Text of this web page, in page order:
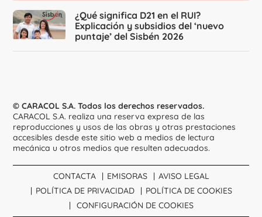
¿Qué significa D21 en el RUI?
Explicación y subsidios del ‘nuevo
puntaje’ del Sisbén 2026
© CARACOL S.A. Todos los derechos reservados.
CARACOL S.A. realiza una reserva expresa de las
reproducciones y usos de las obras y otras prestaciones
accesibles desde este sitio web a medios de lectura
mecánica u otros medios que resulten adecuados.
CONTACTA EMISORAS
AVISO LEGAL
POLÍTICA DE PRIVACIDAD
POLÍTICA DE COOKIES
CONFIGURACIÓN DE COOKIES